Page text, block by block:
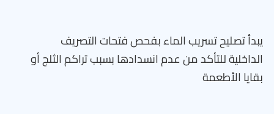
يبدأ تصليح تسريب الماء بفحص فتحات التصريف
الداخلية للتأكد من عدم انسدادها بسبب تراكم الثلج أو
بقايا الأطعمة